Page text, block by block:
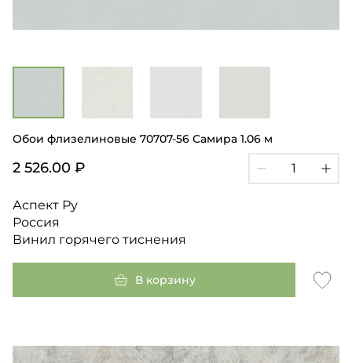
Обои флизелиновые 70707-56 Самира 1.06 м
2 526.00 ₽
Аспект Ру
Россия
Винил горячего тиснения
В корзину